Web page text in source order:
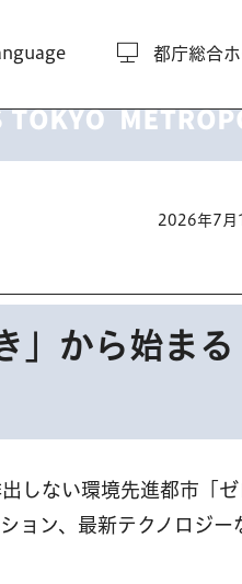
都庁総合
2026年7月
」から始まる
しない環境先進都市「ゼ
ョン、最新テクノロジー